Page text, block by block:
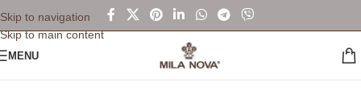
Skip to navigation
Skip to main content
MENU